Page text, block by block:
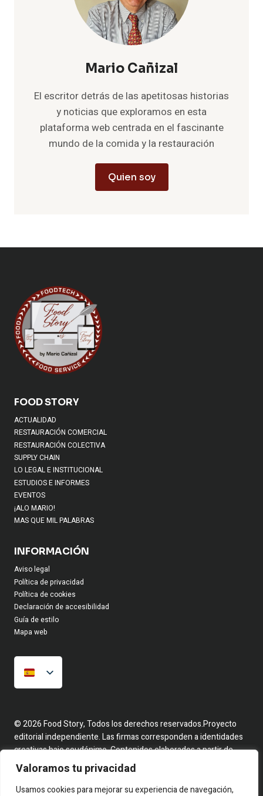
Valoramos tu privacidad
Usamos cookies para mejorar su experiencia de navegación,
Mario Cañizal
El escritor detrás de las apetitosas historias
y noticias que exploramos en esta
plataforma web centrada en el fascinante
mundo de la comida y la restauración
Quien soy
FOOD STORY
ACTUALIDAD
RESTAURACIÓN COMERCIAL
RESTAURACIÓN COLECTIVA
SUPPLY CHAIN
LO LEGAL E INSTITUCIONAL
ESTUDIOS E INFORMES
EVENTOS
¡ALO MARIO!
MAS QUE MIL PALABRAS
INFORMACIÓN
Aviso legal
Política de privacidad
Política de cookies
Declaración de accesibilidad
Guía de estilo
Mapa web
© 2026 Food Story, Todos los derechos reservados.Proyecto
editorial independiente. Las firmas corresponden a identidades
creativas bajo seudónimo. Contenidos elaborados a partir de
hechos reales y fuentes públicas.